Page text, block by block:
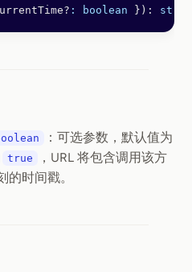
: boolean }):
：可选参数，默认值为
true
，URL 将包含调用该方
时间戳。